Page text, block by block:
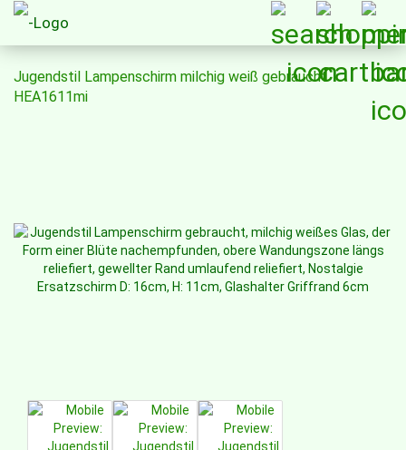
Jugendstil Lampenschirm milchig weiß gebraucht
HEA1611mi